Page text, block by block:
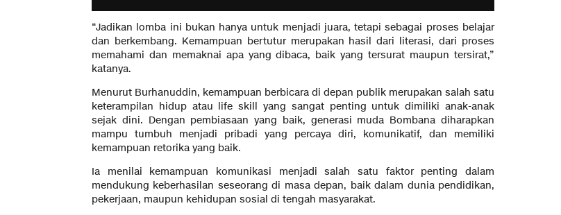
“Jadikan lomba ini bukan hanya untuk menjadi juara, tetapi sebagai proses belajar
dan berkembang. Kemampuan bertutur merupakan hasil dari literasi, dari proses
memahami dan memaknai apa yang dibaca, baik yang tersurat maupun tersirat,”
katanya.
Menurut Burhanuddin, kemampuan berbicara di depan publik merupakan salah satu
keterampilan hidup atau life skill yang sangat penting untuk dimiliki anak-anak
sejak dini. Dengan pembiasaan yang baik, generasi muda Bombana diharapkan
mampu tumbuh menjadi pribadi yang percaya diri, komunikatif, dan memiliki
kemampuan retorika yang baik.
Ia menilai kemampuan komunikasi menjadi salah satu faktor penting dalam
mendukung keberhasilan seseorang di masa depan, baik dalam dunia pendidikan,
pekerjaan, maupun kehidupan sosial di tengah masyarakat.